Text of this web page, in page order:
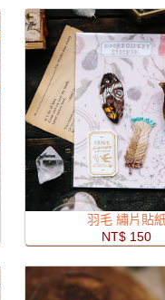
羽毛 繡片貼
NT$ 150